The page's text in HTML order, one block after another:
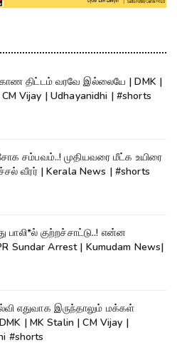
திட்டம் வரவே இல்லையே | DMK |
Vijay | Udhayanidhi | #shorts
சம்பவம்..! முதியவரை மீட்க உயிரை
வீரர் | Kerala News | #shorts
பாலி*ல் குற்றச்சாட்டு..! என்ன
Sundar Arrest | Kumudam News|
எதுவாக இருந்தாலும் மக்கள்
| MK Stalin | CM Vijay |
#shorts